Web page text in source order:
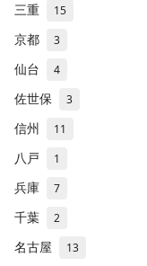
三重 15
京都 3
仙台 4
佐世保 3
信州 11
八戸 1
兵庫 7
千葉 2
名古屋 13